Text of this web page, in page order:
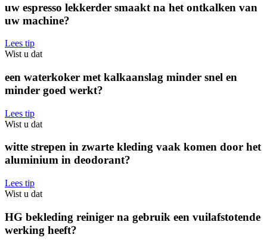
uw espresso lekkerder smaakt na het ontkalken van
uw machine?
Lees tip
Wist u dat
een waterkoker met kalkaanslag minder snel en
minder goed werkt?
Lees tip
Wist u dat
witte strepen in zwarte kleding vaak komen door het
aluminium in deodorant?
Lees tip
Wist u dat
HG bekleding reiniger na gebruik een vuilafstotende
werking heeft?